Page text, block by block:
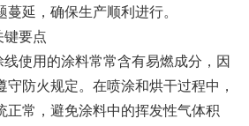
延，确保生产顺利进行。
键要点
使用的涂料常常含有易燃成分，因
守防火规定。在喷涂和烘干过程中，
正常，避免涂料中的挥发性气体积